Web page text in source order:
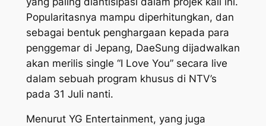
Popularitasnya mampu diperhitungkan, dan
sebagai bentuk penghargaan kepada para
penggemar di Jepang, DaeSung dijadwalkan
akan merilis single “I Love You” secara live
dalam sebuah program khusus di NTV’s
pada 31 Juli nanti.
Menurut YG Entertainment, yang juga